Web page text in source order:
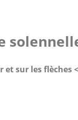
sur les flèches